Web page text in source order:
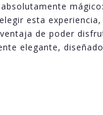
esta
de poder
elegante,